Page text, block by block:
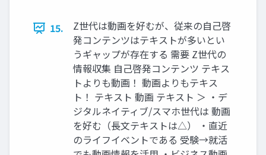
15.
Z世代は動画を好むが、従来の自己啓
発コンテンツはテキストが多いとい
うギャップが存在する 需要 Z世代の
情報収集 自己啓発コンテンツ テキス
トよりも動画！ 動画よりもテキス
ト！ テキスト 動画 テキスト ＞ ・デ
ジタルネイティブ/スマホ世代は 動画
を好む（長文テキストは△） ・直近
のライフイベントである 受験→就活